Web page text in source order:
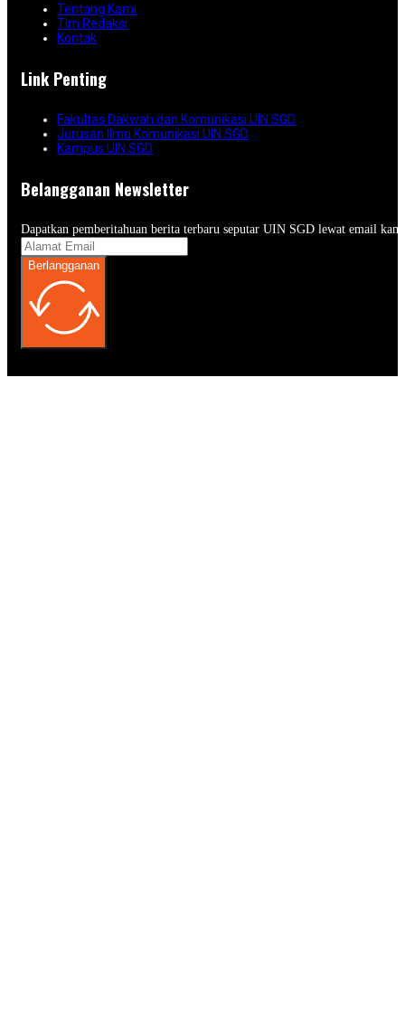
Tentang Kami
Tim Redaksi
Kontak
Link Penting
Fakultas Dakwah dan Komunikasi UIN SGD
Jurusan Ilmu Komunikasi UIN SGD
Kampus UIN SGD
Belangganan Newsletter
Dapatkan pemberitahuan berita terbaru seputar UIN SGD lewat email
Berlangganan